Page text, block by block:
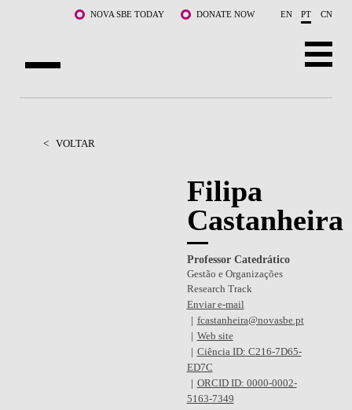
Saltar para o conteúdo principalNOVA SBE TODAY DONATE NOW EN PT CN
CURSOS
< VOLTAR
Filipa
Castanheira
Professor Catedrático
Gestão e Organizações
Research Track
Enviar e-mail
fcastanheira@novasbe.pt
Web site
Ciência ID: C216-7D65-
ED7C
ORCID ID: 0000-0002-
5163-7349